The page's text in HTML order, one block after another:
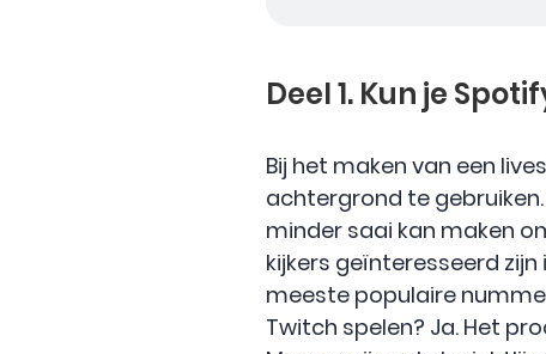
Deel 1. Kun je
Bij het maken van een
achtergrond te
minder saai kan maken
kijkers geïnteresseerd
meeste populaire
Twitch spelen? Ja. Het